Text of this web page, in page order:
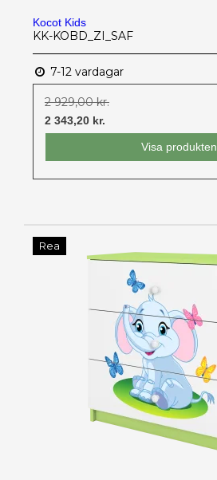
Kocot Kids
KK-KOBD_ZI_SAF
7-12 vardagar
2 929,00 kr.
2 343,20 kr.
Visa produkten
Rea